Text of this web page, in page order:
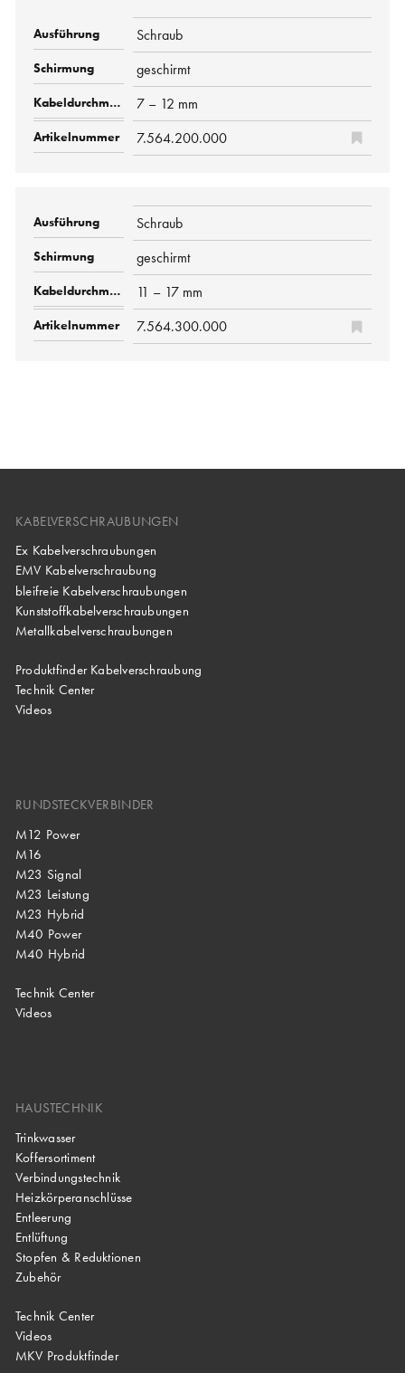
Schraub
geschirmt
7 – 12 mm
7.564.200.000
Schraub
geschirmt
11 – 17 mm
7.564.300.000
KABELVERSCHRAUBUNGEN
Ex Kabelverschraubungen
EMV Kabelverschraubung
bleifreie Kabelverschraubungen
Kunststoffkabelverschraubungen
Metallkabelverschraubungen
Produktfinder Kabelverschraubung
Technik Center
Videos
RUNDSTECKVERBINDER
M12 Power
M16
M23 Signal
M23 Leistung
M23 Hybrid
M40 Power
M40 Hybrid
Technik Center
Videos
HAUSTECHNIK
Trinkwasser
Koffersortiment
Verbindungstechnik
Heizkörperanschlüsse
Entleerung
Entlüftung
Stopfen & Reduktionen
Zubehör
Technik Center
Videos
MKV Produktfinder